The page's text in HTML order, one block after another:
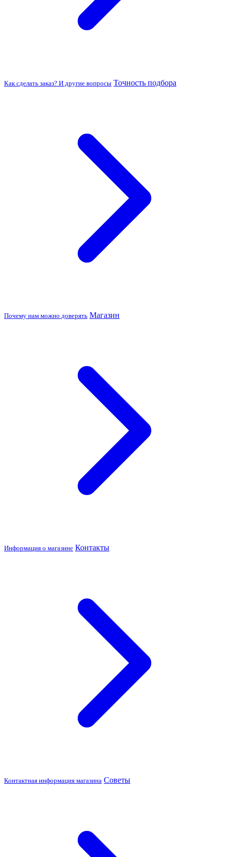
Как сделать заказ? И другие вопросы Точность подбора
Почему нам можно доверять Магазин
Информация о магазине Контакты
Контактная информация магазина Советы